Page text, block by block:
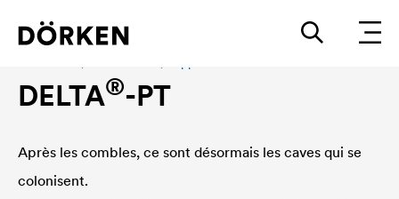
DELTA®-PT
Après les combles, ce sont désormais les caves qui se
colonisent.